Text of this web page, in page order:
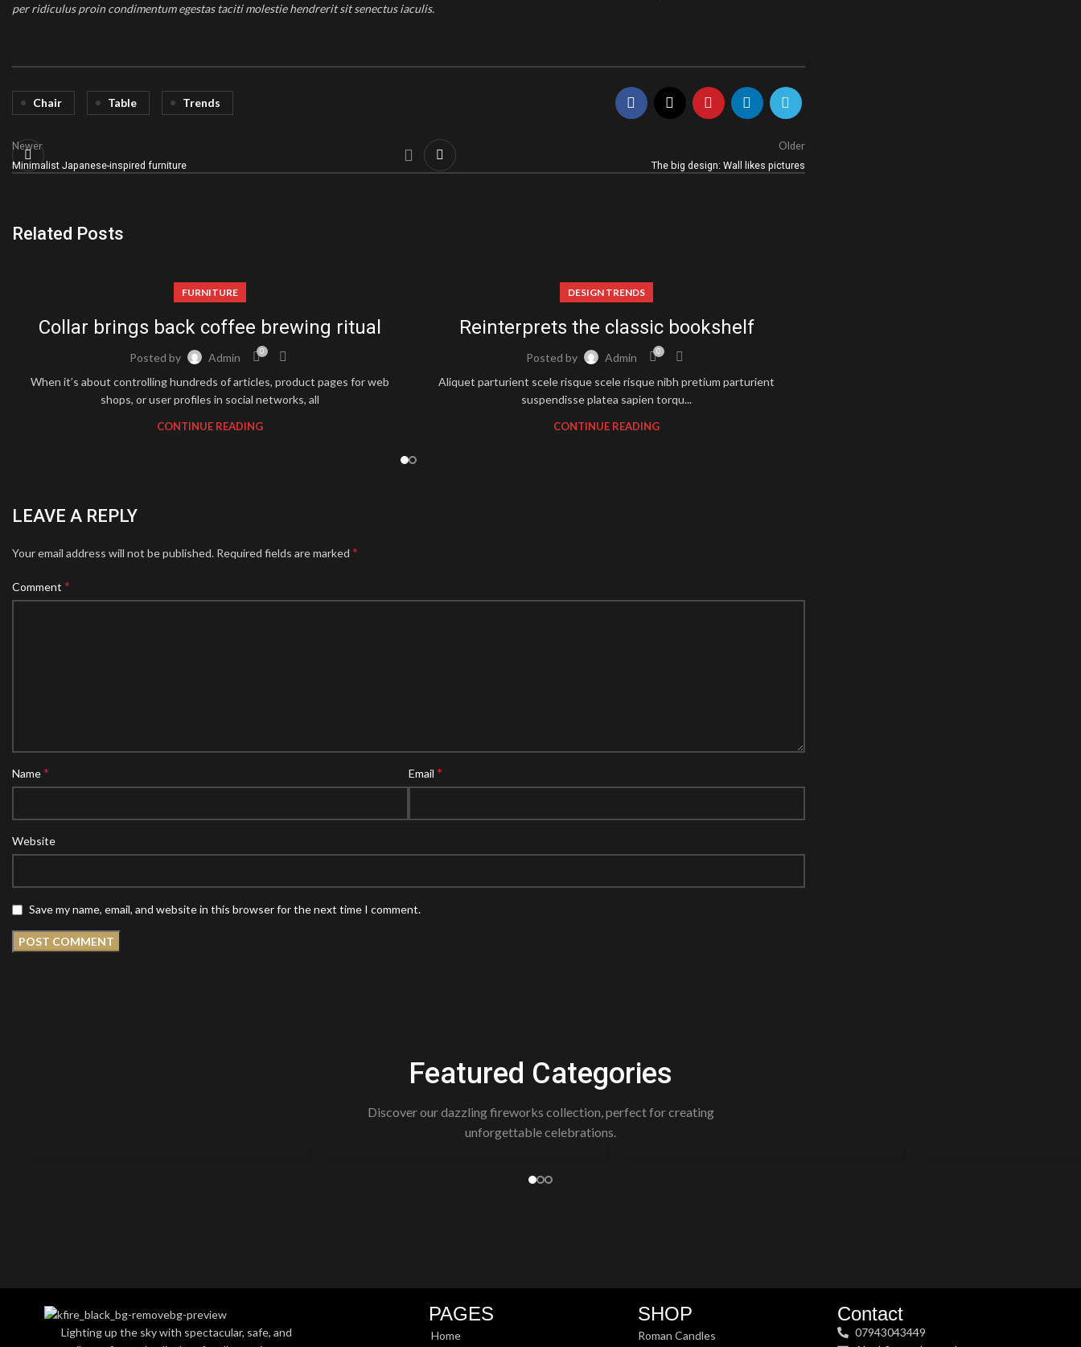
per ridiculus proin condimentum egestas taciti molestie hendrerit sit senectus iaculis.
Chair Table Trends
Newer
Minimalist Japanese-inspired furniture
Older
The big design: Wall likes pictures
Related Posts
FURNITURE
Collar brings back coffee brewing ritual
Posted by Admin 0
When it’s about controlling hundreds of articles, product pages for web
shops, or user profiles in social networks, all
CONTINUE READING
DESIGN TRENDS
Reinterprets the classic bookshelf
Posted by Admin 0
Aliquet parturient scele risque scele risque nibh pretium parturient
suspendisse platea sapien torqu...
CONTINUE READING
LEAVE A REPLY
Your email address will not be published. Required fields are marked *
Comment *
Name* Email *
Website
Save my name, email, and website in this browser for the next time I comment.
Featured Categories
Discover our dazzling fireworks collection, perfect for creating
unforgettable celebrations.
SMOKE
SELECTION
Lighting up the sky with spectacular, safe, and
PAGES
Home
SHOP
Roman Candles
Contact
07943043449